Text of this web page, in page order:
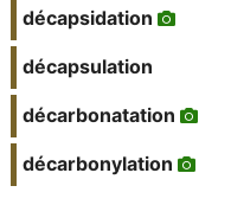
décapsidation
décapsulation
décarbonatation
décarbonylation